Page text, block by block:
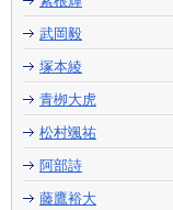
武岡毅
塚本綾
青栁大虎
松村颯祐
阿部詩
藤鷹裕大